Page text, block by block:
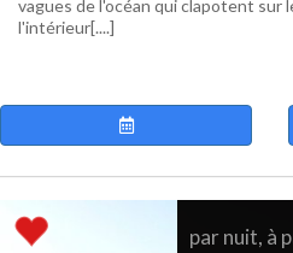
vagues de l'océan qui clapotent sur
l'intérieur[....]
par nuit, à